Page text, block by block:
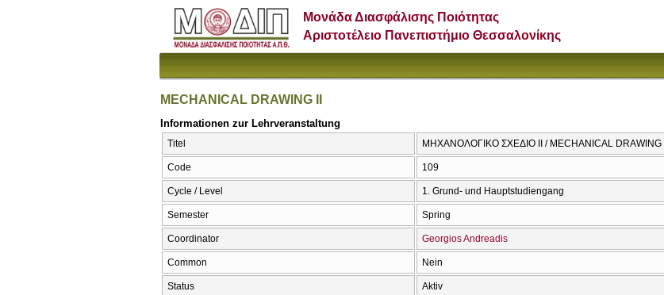
Μονάδα Διασφάλισης Ποιότητας
Αριστοτέλειο Πανεπιστήμιο Θεσσαλονίκης
MECHANICAL DRAWING II
Informationen zur Lehrveranstaltung
Titel ΜΗΧΑΝΟΛΟΓΙΚΟ ΣΧΕΔΙΟ ΙΙ / MECHANICAL DRAWING II
Code 109
Cycle / Level 1. Grund- und Hauptstudiengang
Semester Spring
Coordinator Georgios Andreadis
Common Nein
Status Aktiv